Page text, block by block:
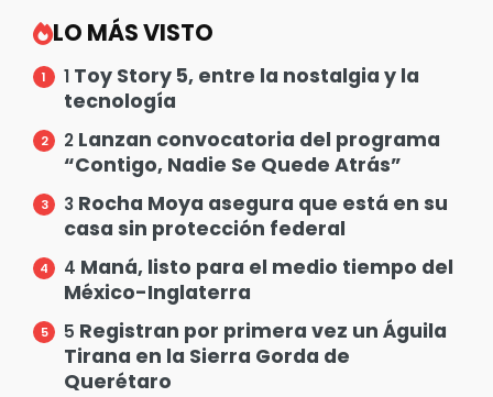
LO MÁS VISTO
1 Toy Story 5, entre la nostalgia y la
tecnología
2 Lanzan convocatoria del programa
“Contigo, Nadie Se Quede Atrás”
3 Rocha Moya asegura que está en su
casa sin protección federal
4 Maná, listo para el medio tiempo del
México-Inglaterra
5 Registran por primera vez un Águila
Tirana en la Sierra Gorda de
Querétaro